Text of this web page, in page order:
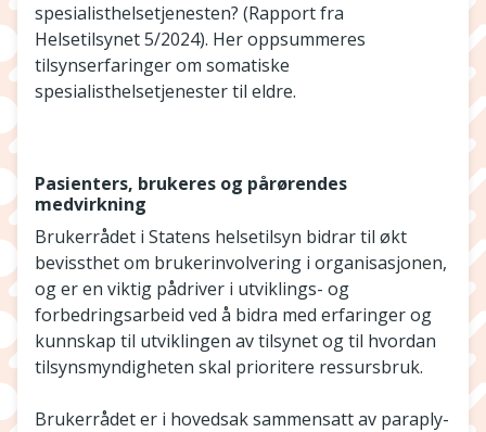
spesialisthelsetjenesten? (Rapport fra
Helsetilsynet 5/2024). Her oppsummeres
tilsynserfaringer om somatiske
spesialisthelsetjenester til eldre.
Pasienters, brukeres og pårørendes
medvirkning
Brukerrådet i Statens helsetilsyn bidrar til økt
bevissthet om brukerinvolvering i organisasjonen,
og er en viktig pådriver i utviklings- og
forbedringsarbeid ved å bidra med erfaringer og
kunnskap til utviklingen av tilsynet og til hvordan
tilsynsmyndigheten skal prioritere ressursbruk.
Brukerrådet er i hovedsak sammensatt av paraply-